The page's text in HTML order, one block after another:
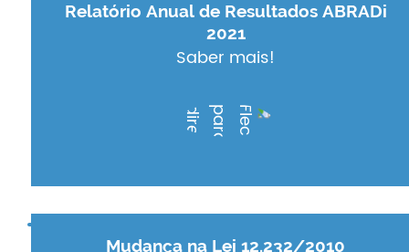
Relatório Anual de Resultados ABRADi
2021
Saber mais!
Mudança na Lei 12.232/2010